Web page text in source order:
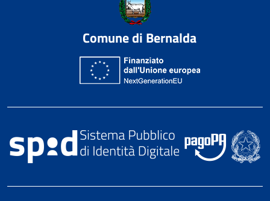
Comune di Bernalda